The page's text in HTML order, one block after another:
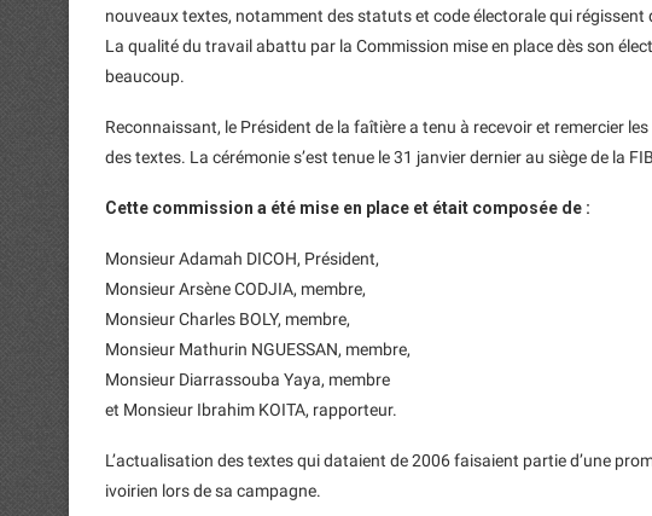
nouveaux textes, notamment des statuts et code électorale qui régissent
La qualité du travail abattu par la Commission mise en place dès son
beaucoup.
Reconnaissant, le Président de la faîtière a tenu à recevoir et remercier
des textes. La cérémonie s’est tenue le 31 janvier dernier au siège de la
Cette commission a été mise en place et était composée de :
Monsieur Adamah DICOH, Président,
Monsieur Arsène CODJIA, membre,
Monsieur Charles BOLY, membre,
Monsieur Mathurin NGUESSAN, membre,
Monsieur Diarrassouba Yaya, membre
et Monsieur Ibrahim KOITA, rapporteur.
L’actualisation des textes qui dataient de 2006 faisaient partie d’une
ivoirien lors de sa campagne.